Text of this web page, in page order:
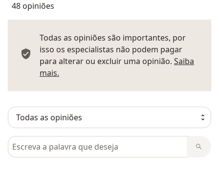
48 opiniões
Todas as opiniões são importantes, por
isso os especialistas não podem pagar
para alterar ou excluir uma opinião. Saiba
mais.
Pesquisar em opiniões